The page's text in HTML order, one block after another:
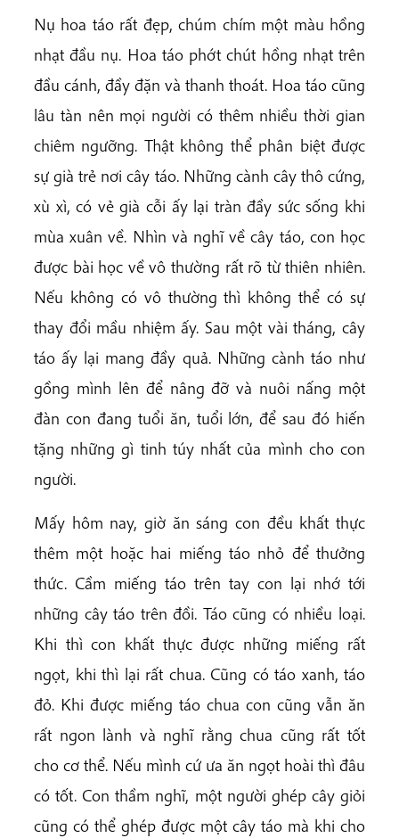
Nụ hoa táo rất đẹp, chúm chím một màu hồng
nhạt đầu nụ. Hoa táo phớt chút hồng nhạt trên
đầu cánh, đầy đặn và thanh thoát. Hoa táo cũng
lâu tàn nên mọi người có thêm nhiều thời gian
chiêm ngưỡng. Thật không thể phân biệt được
sự già trẻ nơi cây táo. Những cành cây thô cứng,
xù xì, có vẻ già cỗi ấy lại tràn đầy sức sống khi
mùa xuân về. Nhìn và nghĩ về cây táo, con học
được bài học về vô thường rất rõ từ thiên nhiên.
Nếu không có vô thường thì không thể có sự
thay đổi mầu nhiệm ấy. Sau một vài tháng, cây
táo ấy lại mang đầy quả. Những cành táo như
gồng mình lên để nâng đỡ và nuôi nấng một
đàn con đang tuổi ăn, tuổi lớn, để sau đó hiến
tặng những gì tinh túy nhất của mình cho con
người.
Mấy hôm nay, giờ ăn sáng con đều khất thực
thêm một hoặc hai miếng táo nhỏ để thưởng
thức. Cầm miếng táo trên tay con lại nhớ tới
những cây táo trên đồi. Táo cũng có nhiều loại.
Khi thì con khất thực được những miếng rất
ngọt, khi thì lại rất chua. Cũng có táo xanh, táo
đỏ. Khi được miếng táo chua con cũng vẫn ăn
rất ngon lành và nghĩ rằng chua cũng rất tốt
cho cơ thể. Nếu mình cứ ưa ăn ngọt hoài thì đâu
có tốt. Con thầm nghĩ, một người ghép cây giỏi
cũng có thể ghép được một cây táo mà khi cho